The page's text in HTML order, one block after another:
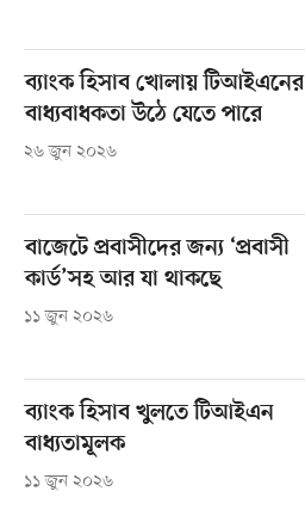
ব্যাংক হিসাব খোলায় টিআইএনের
বাধ্যবাধকতা উঠে যেতে পারে
২৬ জুন ২০২৬
বাজেটে প্রবাসীদের জন্য ‘প্রবাসী
কার্ড’সহ আর যা থাকছে
১১ জুন ২০২৬
ব্যাংক হিসাব খুলতে টিআইএন
বাধ্যতামূলক
১১ জুন ২০২৬